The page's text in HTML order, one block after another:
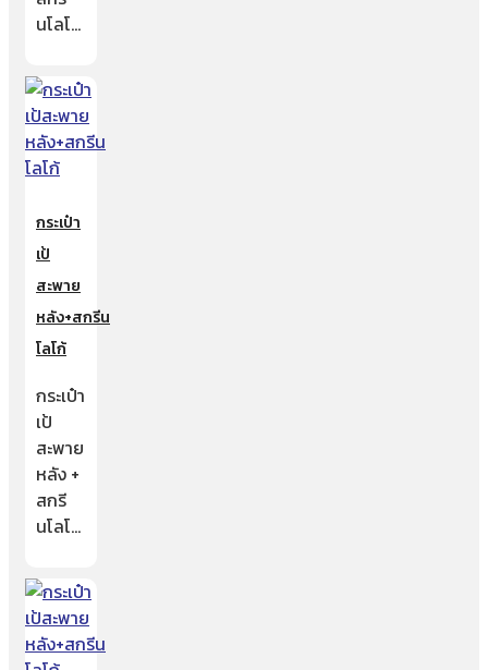
นโลโ…
กระเป๋า
เป้
สะพาย
หลัง+สกรีน
โลโก้
กระเป๋า
เป้
สะพาย
หลัง +
สกรี
นโลโ…